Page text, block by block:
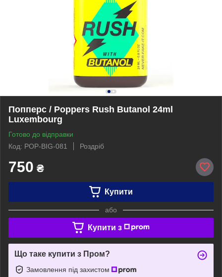
Попперс / Poppers Rush Butanol 24ml
Luxembourg
Готово до відправки
Код: POP-BIG-081
Роздріб
750 ₴
Купити
або
Купити з
Що таке купити з Пром?
Замовлення під захистом